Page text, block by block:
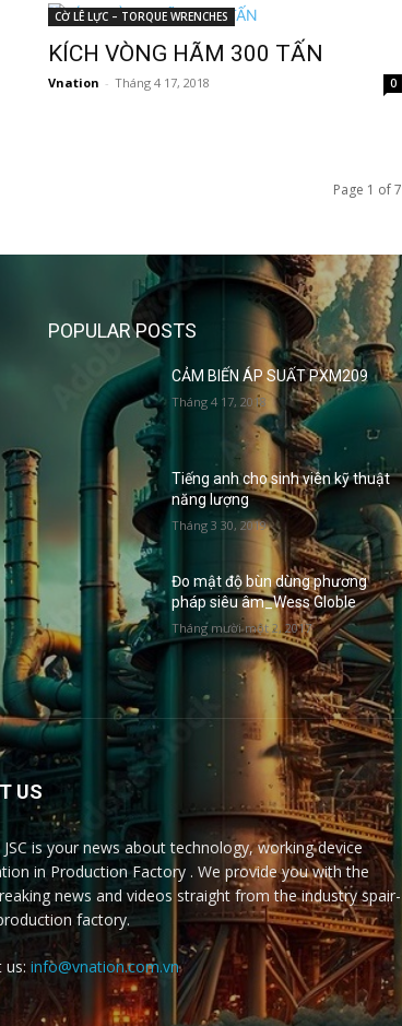
CỜ LÊ LỰC – TORQUE WRENCHES
KÍCH VÒNG HÃM 300 TẤN
Vnation - Tháng 4 17, 2018 0
Page 1 of 7
POPULAR POSTS
CẢM BIẾN ÁP SUẤT PXM209
Tháng 4 17, 2018
Tiếng anh cho sinh viên kỹ thuật
năng lượng
Tháng 3 30, 2019
Đo mật độ bùn dùng phương
pháp siêu âm_Wess Globle
Tháng mười một 2, 2017
US
is your news about technology, working device
in Production Factory . We provide you with the
news and videos straight from the industry spair-
factory.
us: info@vnation.com.vn